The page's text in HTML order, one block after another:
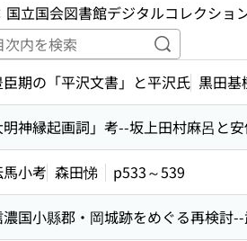
国立国会図書館デジタルコレクショ
キーワード
期の「平沢文書」と平沢氏 黒田基
神縁起画詞」考--坂上田村麻呂と
小考 森田悌 p533～539
国小縣郡・岡城跡をめぐる再検討